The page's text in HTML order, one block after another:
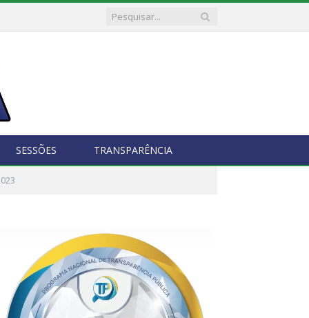
SESSÕES TRANSPARÊNCIA